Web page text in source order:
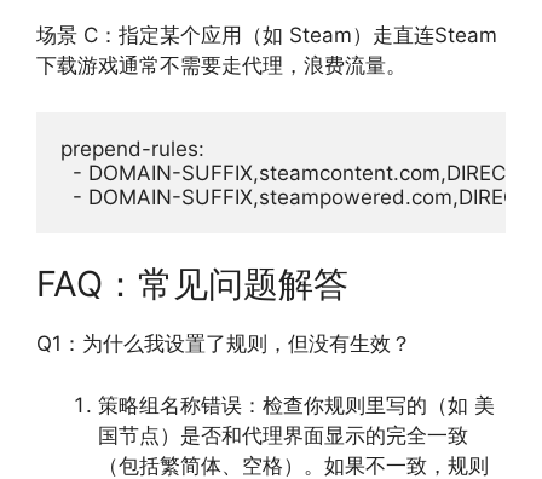
场景 C：指定某个应用（如 Steam）走直连Steam
下载游戏通常不需要走代理，浪费流量。
prepend-rules:
  - DOMAIN-SUFFIX,steamcontent.com,DIRECT
FAQ：常见问题解答
Q1：为什么我设置了规则，但没有生效？
策略组名称错误：检查你规则里写的（如 美
国节点）是否和代理界面显示的完全一致
（包括繁简体、空格）。如果不一致，规则